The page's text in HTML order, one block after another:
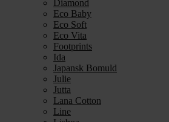
Diamond
Eco Baby
Eco Soft
Eco Vita
Footprints
Ida
Japansk Bomuld
Julie
Jutta
Lana Cotton
Line